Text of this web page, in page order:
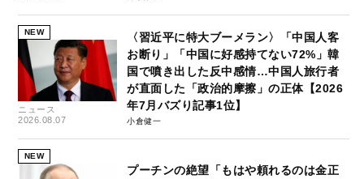
NEW
ニュース
2026.08.07
〈習近平に特大ブーメラン〉「中国人客
お断り」「中国に好感持てない72%」韓
国で噴き出した反中感情…中国人旅行者
が直面した「政治的摩擦」の正体【2026
年7月バズり記事1位】
小倉健一
NEW
プーチンの絶望「もはや頼れるのは金正